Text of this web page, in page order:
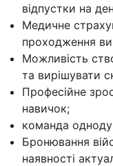
відпустки на
Медичне
проходження
Можливість
та вирішувати
Професійне
навичок;
команда
Бронювання
наявності